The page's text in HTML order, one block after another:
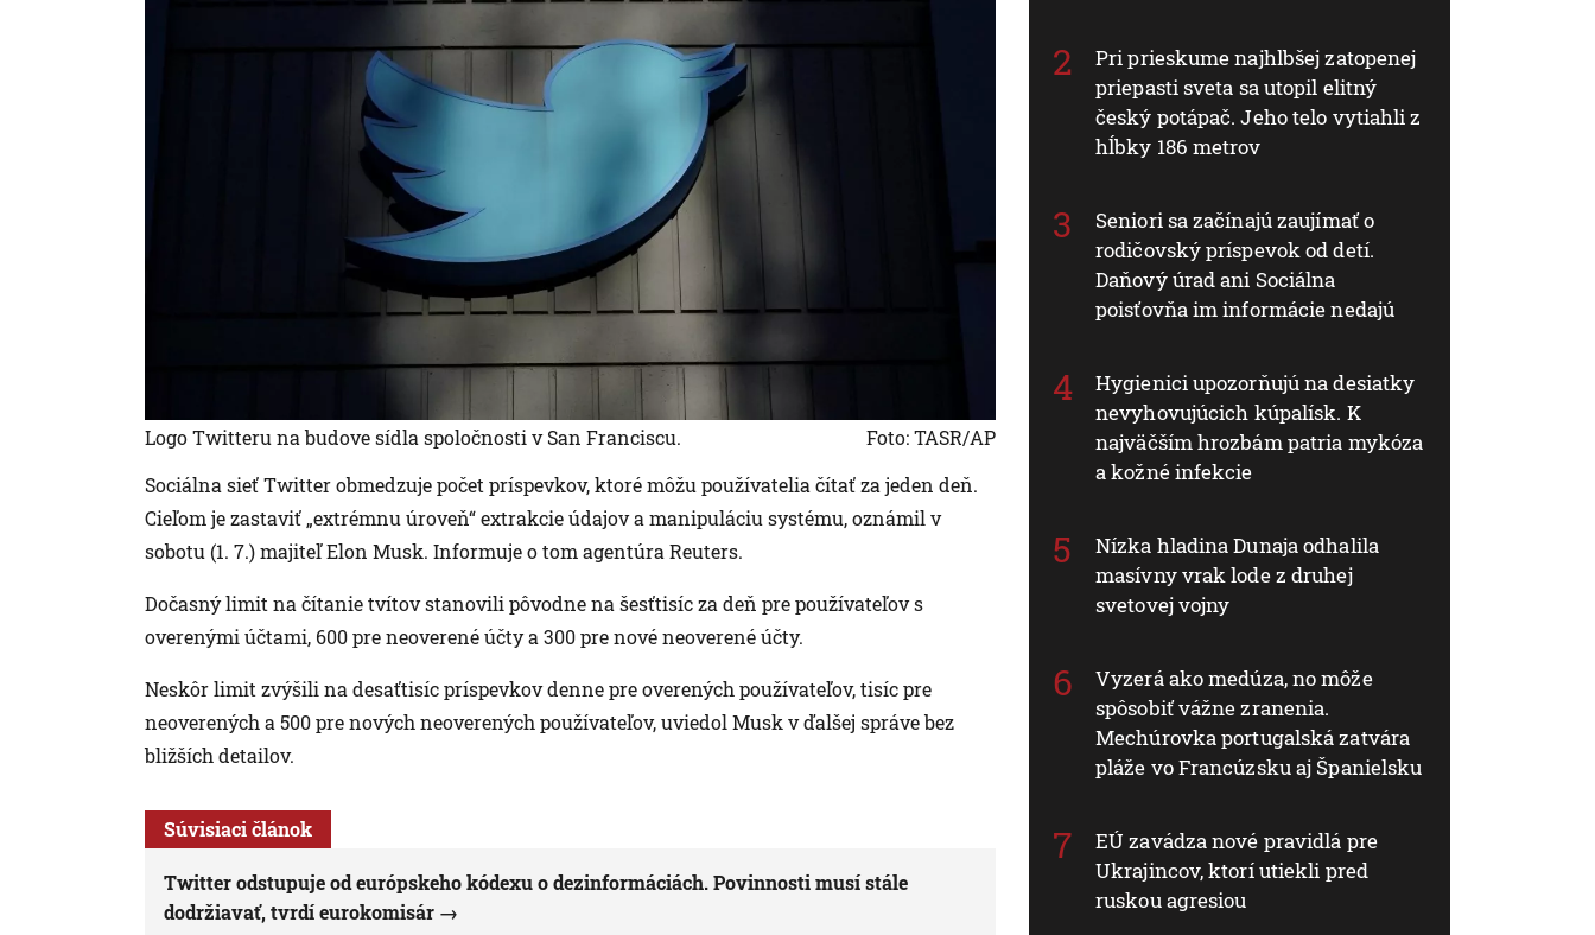
Logo Twitteru na budove sídla spoločnosti v San Franciscu.
Foto: TASR/AP
Sociálna sieť Twitter obmedzuje počet príspevkov, ktoré môžu používatelia čítať za jeden deň.
Cieľom je zastaviť „extrémnu úroveň“ extrakcie údajov a manipuláciu systému, oznámil v
sobotu (1. 7.) majiteľ Elon Musk. Informuje o tom agentúra Reuters.
Dočasný limit na čítanie tvítov stanovili pôvodne na šesťtisíc za deň pre používateľov s
overenými účtami, 600 pre neoverené účty a 300 pre nové neoverené účty.
Neskôr limit zvýšili na desaťtisíc príspevkov denne pre overených používateľov, tisíc pre
neoverených a 500 pre nových neoverených používateľov, uviedol Musk v ďalšej správe bez
bližších detailov.
Súvisiaci článok
Twitter odstupuje od európskeho kódexu o dezinformáciách. Povinnosti musí stále
dodržiavať, tvrdí eurokomisár
Pri prieskume najhlbšej zatopenej
priepasti sveta sa utopil elitný
český potápač. Jeho telo vytiahli z
hĺbky 186 metrov
Seniori sa začínajú zaujímať o
rodičovský príspevok od detí.
Daňový úrad ani Sociálna
poisťovňa im informácie nedajú
Hygienici upozorňujú na desiatky
nevyhovujúcich kúpalísk. K
najväčším hrozbám patria mykóza
a kožné infekcie
Nízka hladina Dunaja odhalila
masívny vrak lode z druhej
svetovej vojny
Vyzerá ako medúza, no môže
spôsobiť vážne zranenia.
Mechúrovka portugalská zatvára
pláže vo Francúzsku aj Španielsku
EÚ zavádza nové pravidlá pre
Ukrajincov, ktorí utiekli pred
ruskou agresiou